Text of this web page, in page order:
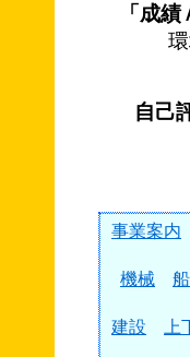
「成
環
Ⅰ-
自己
「
事業案内
機械
建設
上